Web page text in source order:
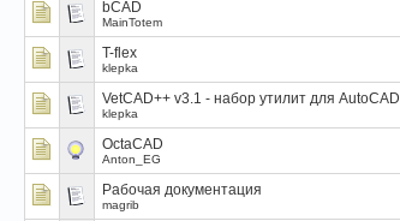
bCAD
MainTotem
T-flex
klepka
VetCAD++ v3.1 - набор утилит для AutoCAD
klepka
OctaCAD
Anton_EG
Рабочая документация
magrib